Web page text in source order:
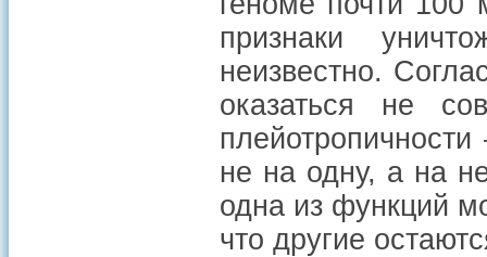
признаки
неизвестно.
оказаться не
не на одну, а на
одна из функций
что другие